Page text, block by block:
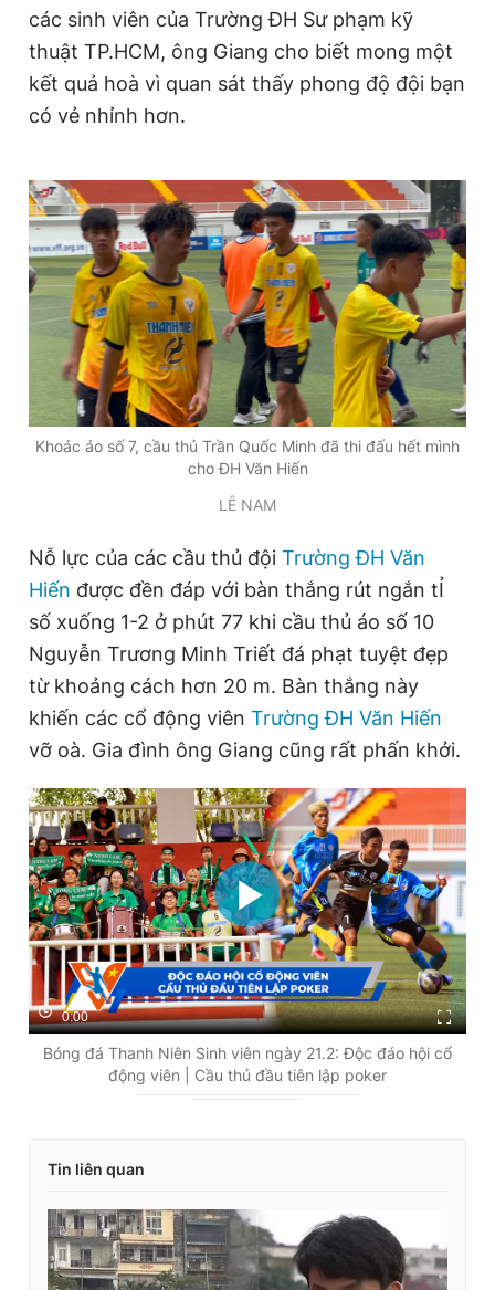
các sinh viên của Trường ĐH Sư phạm kỹ
thuật TP.HCM, ông Giang cho biết mong một
kết quả hoà vì quan sát thấy phong độ đội bạn
có vẻ nhỉnh hơn.
Khoác áo số 7, cầu thủ Trần Quốc Minh đã thi đấu hết mình
cho ĐH Văn Hiến
LÊ NAM
Nỗ lực của các cầu thủ đội Trường ĐH Văn
Hiến được đền đáp với bàn thắng rút ngắn tỈ
số xuống 1-2 ở phút 77 khi cầu thủ áo số 10
Nguyễn Trương Minh Triết đá phạt tuyệt đẹp
từ khoảng cách hơn 20 m. Bàn thắng này
khiến các cổ động viên Trường ĐH Văn Hiến
vỡ oà. Gia đình ông Giang cũng rất phấn khởi.
0:00
Bóng đá Thanh Niên Sinh viên ngày 21.2: Độc đáo hội cổ
động viên | Cầu thủ đầu tiên lập poker
Tin liên quan